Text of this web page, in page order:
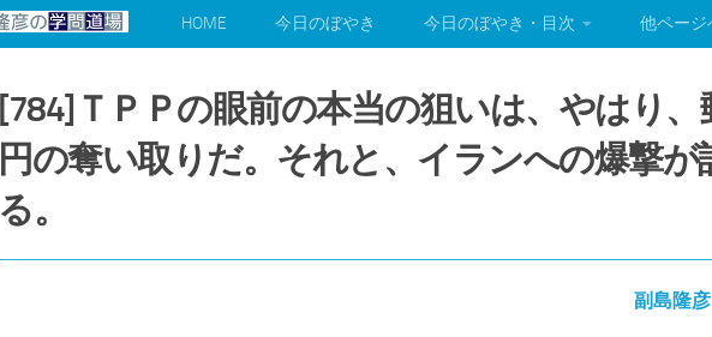
HOME 今日のぼやき 今日のぼやき・目次 他ページ
[784]ＴＰＰの眼前の本当の狙いは、やはり
円の奪い取りだ。それと、イランへの爆撃
る。
副島隆彦